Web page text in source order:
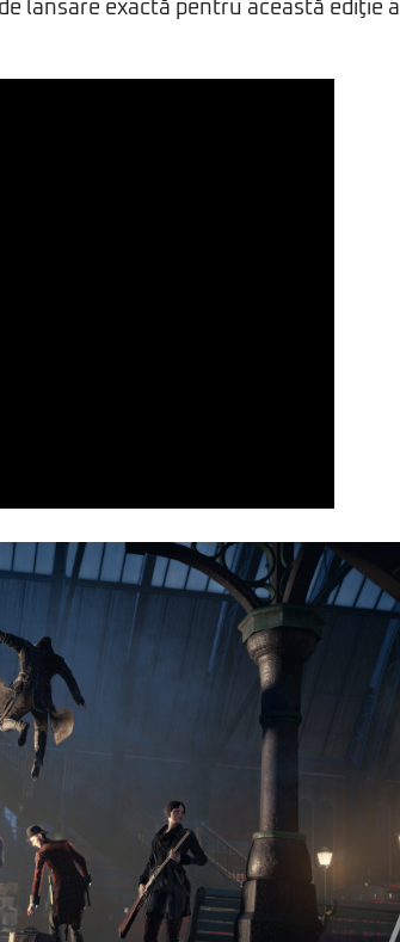
lansare exactă pentru această ediţie a